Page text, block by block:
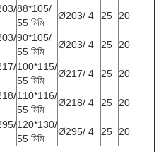
88*105/
55 মিমি
Ø203/ 4 25
20
90*105/
55 মিমি
Ø203/ 4 25
20
100*115/
55 মিমি
Ø217/ 4 25
20
110*116/
55 মিমি
Ø218/ 4 25
20
120*130/
55 মিমি
Ø295/ 4 25
20